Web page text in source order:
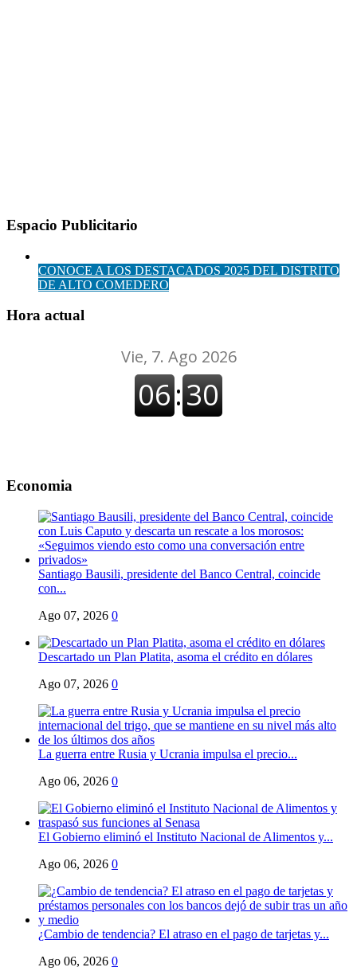
Espacio Publicitario
CONOCE A LOS DESTACADOS 2025 DEL DISTRITO
DE ALTO COMEDERO
Hora actual
Economia
Santiago Bausili, presidente del Banco Central, coincide
con...
Ago 07, 2026 0
Descartado un Plan Platita, asoma el crédito en dólares
Ago 07, 2026 0
La guerra entre Rusia y Ucrania impulsa el precio...
Ago 06, 2026 0
El Gobierno eliminó el Instituto Nacional de Alimentos y...
Ago 06, 2026 0
¿Cambio de tendencia? El atraso en el pago de tarjetas y...
Ago 06, 2026 0